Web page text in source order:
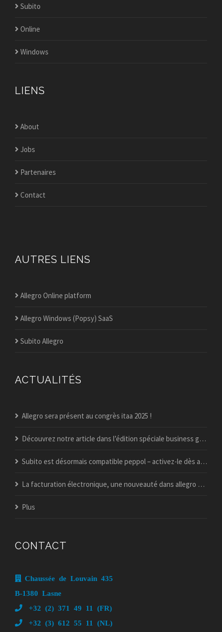
Subito
Online
Windows
LIENS
About
Jobs
Partenaires
Contact
AUTRES LIENS
Allegro Online platform
Allegro Windows (Popsy) SaaS
Subito Allegro
ACTUALITÉS
Allegro sera présent au congrès itaa 2025 !
Découvrez notre article dans l’édition spéciale business guide du vif !
Subito est désormais compatible peppol – activez-le dès aujourd’hui
La facturation électronique, une nouveauté dans allegro popsy ?
Plus
CONTACT
Chaussée de Louvain 435
B-1380 Lasne
+32 (2) 371 49 11 (FR)
+32 (3) 612 55 11 (NL)